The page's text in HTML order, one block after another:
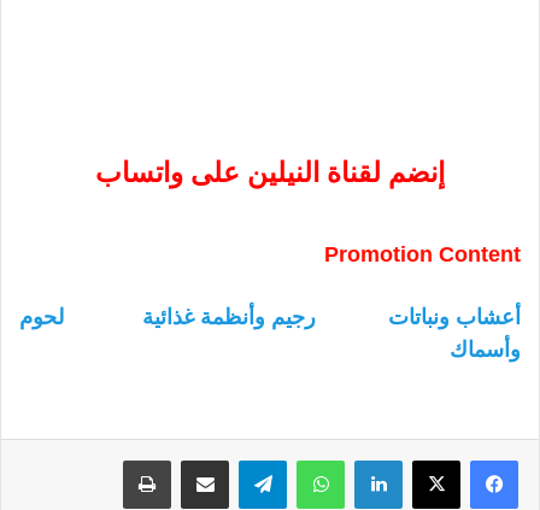
إنضم لقناة النيلين على واتساب
Promotion Content
أعشاب ونباتات رجيم وأنظمة غذائية
لحوم
وأسماك
لينكدإن واتساب